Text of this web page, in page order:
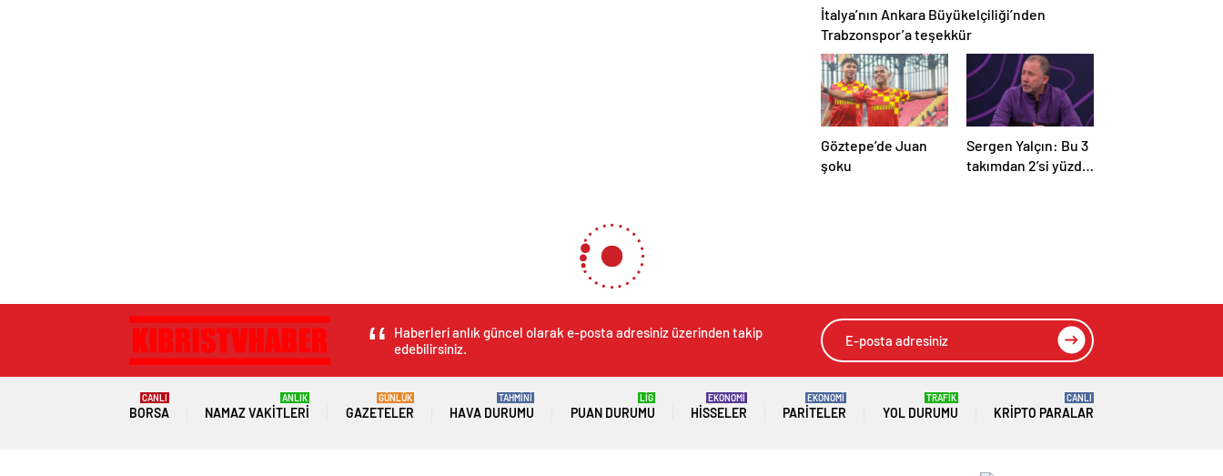
İtalya’nın Ankara Büyükelçiliği’nden
Trabzonspor’a teşekkür
Göztepe’de Juan
şoku
Sergen Yalçın: Bu 3
takımdan 2’si yüzde
Haberleri anlık güncel olarak e-posta adresiniz üzerinden takip
edebilirsiniz.
BORSA
CANLI
NAMAZ VAKITLERI
ANLIK
GAZETELER
GÜNLÜK
HAVA DURUMU
TAHMİNİ
PUAN DURUMU
LİG
HISSELER
EKONOMİ
PARITELER
EKONOMİ
YOL DURUMU
TRAFİK
KRIPTO PARALAR
CANLI